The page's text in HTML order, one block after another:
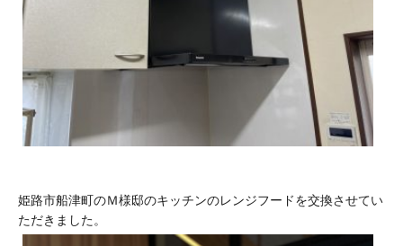
姫路市船津町のＭ様邸のキッチンのレンジフードを交換させてい
ただきました。